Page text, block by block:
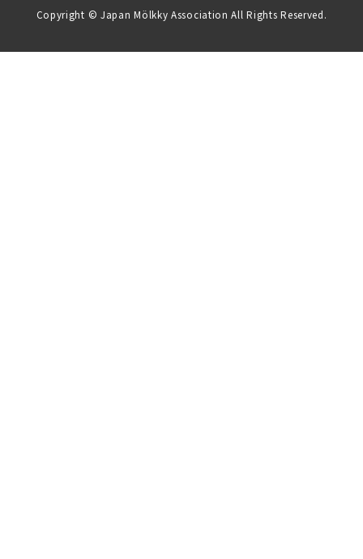
Copyright © Japan Mölkky Association All Rights Reserved.